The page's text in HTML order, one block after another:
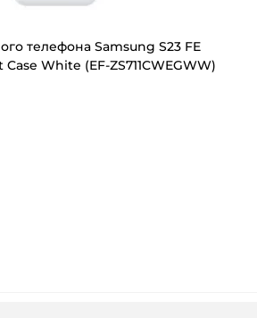
телефона Samsung S23 FE
White (EF-ZS711CWEGWW)